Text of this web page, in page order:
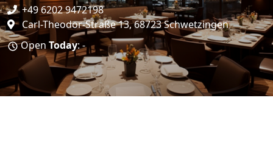
+49 6202 9472198
Carl-Theodor-Straße 13, 68723 Schwetzingen
Open Today: -